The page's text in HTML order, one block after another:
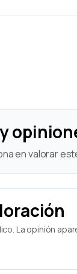
en valorar
La opinión